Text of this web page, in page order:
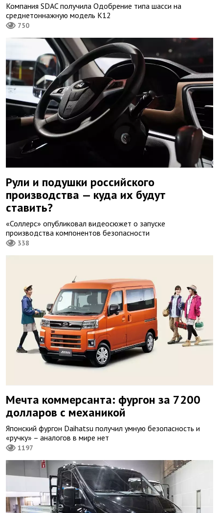
Компания SDAC получила Одобрение типа шасси на
среднетоннажную модель K12
750
Рули и подушки российского
производства — куда их будут
ставить?
«Соллерс» опубликовал видеосюжет о запуске
производства компонентов безопасности
338
Мечта коммерсанта: фургон за 7200
долларов с механикой
Японский фургон Daihatsu получил умную безопасность и
«ручку» – аналогов в мире нет
1197